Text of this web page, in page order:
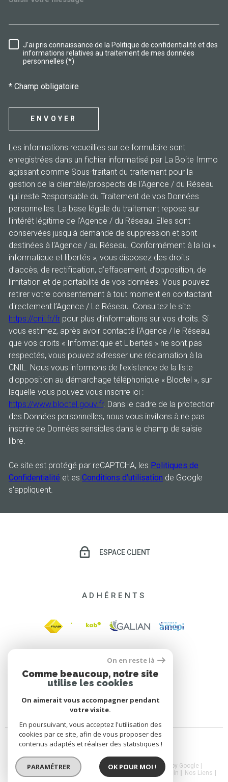
RÈGLEMENTATION
J'ai pris connaissance de la Politique de confidentialité et des
informations relatives au traitement de mes données
personnelles (*)
* Champ obligatoire
ENVOYER
Les informations recueillies sur ce formulaire sont
enregistrées dans un fichier informatisé par La Boite Immo
agissant comme Sous-traitant du traitement pour la
gestion de la clientèle/prospects de l'Agence / du Réseau
qui reste Responsable du Traitement de vos Données
personnelles. La base légale du traitement repose sur
l'intérêt légitime de l'Agence / du Réseau. Elles sont
conservées jusqu'à demande de suppression et sont
destinées à l'Agence / au Réseau. Conformément à la loi «
informatique et libertés », vous disposez des droits
d’accès, de rectification, d’effacement, d’opposition, de
limitation et de portabilité de vos données. Vous pouvez
retirer votre consentement à tout moment en contactant
directement l’Agence / Le Réseau. Consultez le site
https://cnil.fr/fr pour plus d’informations sur vos droits. Si
vous estimez, après avoir contacté l'Agence / le Réseau,
que vos droits « Informatique et Libertés » ne sont pas
respectés, vous pouvez adresser une réclamation à la
CNIL. Nous vous informons de l’existence de la liste
d'opposition au démarchage téléphonique « Bloctel », sur
laquelle vous pouvez vous inscrire ici :
https://www.bloctel.gouv.fr. Dans le cadre de la protection
des Données personnelles, nous vous invitons à ne pas
inscrire de Données sensibles dans le champ de saisie
libre.
Ce site est protégé par reCAPTCHA, les Politiques de
Confidentialité et es Conditions d'utilisation de Google
s'appliquent.
ESPACE CLIENT
ADHÉRENTS
© 2026 | Tous droits réservés | Traduction powered by Google |
Nos Honoraires
Plan Du Site Admin
Nos Liens
On en reste là
Comme beaucoup, notre site
utilise les cookies
On aimerait vous accompagner pendant
votre visite.
En poursuivant, vous acceptez l'utilisation des
cookies par ce site, afin de vous proposer des
contenus adaptés et réaliser des statistiques !
PARAMÉTRER OK POUR MOI !